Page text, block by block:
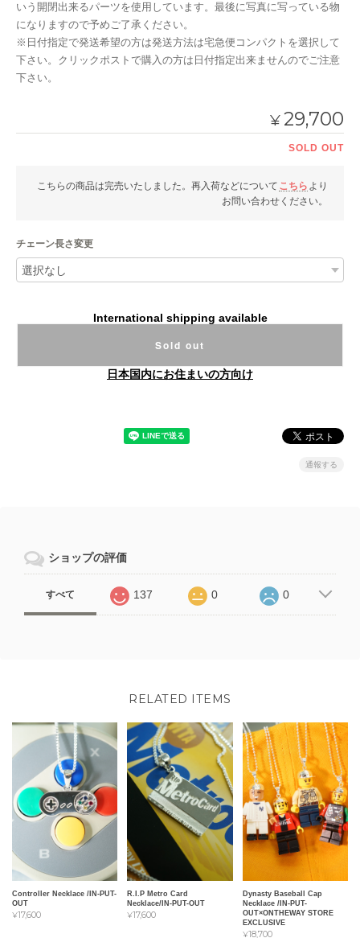
いう開閉出来るパーツを使用しています。最後に写真に写っている物
になりますので予めご了承ください。
※日付指定で発送希望の方は発送方法は宅急便コンパクトを選択して
下さい。クリックポストで購入の方は日付指定出来ませんのでご注意
下さい。
¥29,700
SOLD OUT
こちらの商品は完売いたしました。再入荷などについて こちら より
お問い合わせください。
チェーン長さ変更
International shipping available
Sold out
日本国内にお住まいの方向け
通報する
ショップの評価
すべて 137 0 0
RELATED ITEMS
Controller Necklace /IN-PUT-
OUT
¥17,600
R.I.P Metro Card
Necklace/IN-PUT-OUT
¥17,600
Dynasty Baseball Cap
Necklace /IN-PUT-
OUT×ONTHEWAY STORE
EXCLUSIVE
¥18,700